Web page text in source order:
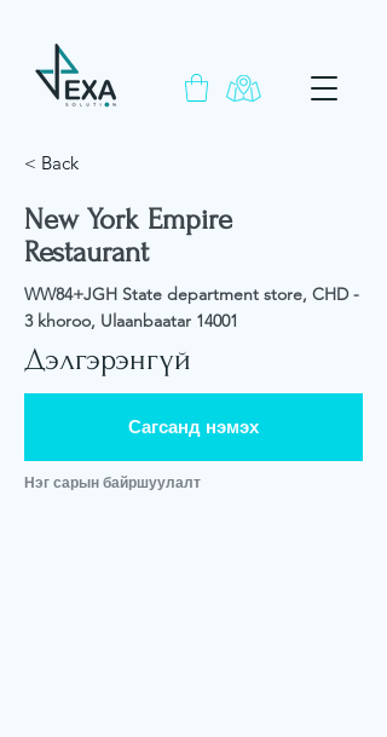
< Back
New York Empire
Restaurant
WW84+JGH State department store, CHD -
3 khoroo, Ulaanbaatar 14001
Дэлгэрэнгүй
Сагсанд нэмэх
Нэг сарын байршуулалт